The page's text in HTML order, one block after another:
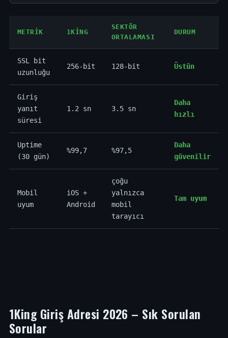
METRIK 1KING
SEKTÖR
ORTALAMASI
DURUM
SSL bit
uzunluğu
256-bit 128-bit Üstün
Giriş
yanıt
süresi
1.2 sn 3.5 sn
Daha
hızlı
Uptime
(30 gün)
%99,7 %97,5
Daha
güvenilir
Mobil
uyum
iOS +
Android
çoğu
yalnızca
mobil
tarayıcı
Tam uyum
1King Giriş Adresi 2026 – Sık Sorulan
Sorular